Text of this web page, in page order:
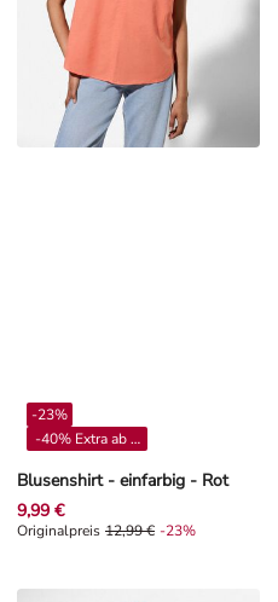
Blusenshirt - einfarbig - Rot
-23%
-40% Extra ab 4**
9,99 €
Originalpreis 12,99 €, Rabat -23%
Originalpreis 12,99 € -23%